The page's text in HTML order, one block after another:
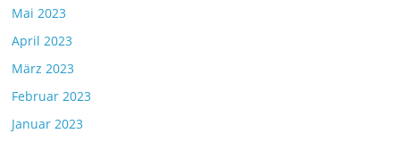
Mai 2023
April 2023
März 2023
Februar 2023
Januar 2023